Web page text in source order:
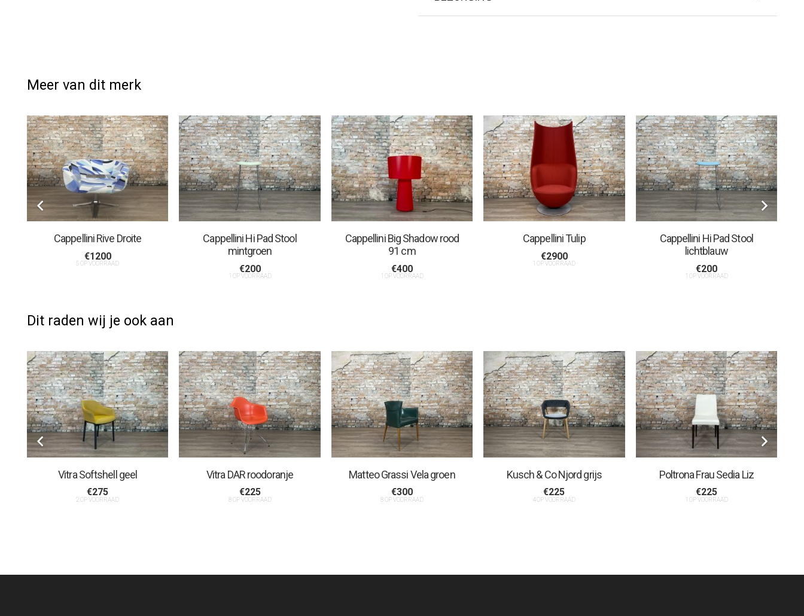
Meer van dit merk
Cappellini Rive Droite
€1200
5 OP VOORRAAD
Cappellini Hi Pad Stool
mintgroen
€200
1 OP VOORRAAD
Cappellini Big Shadow rood
91 cm
€400
1 OP VOORRAAD
Cappellini Tulip
€2900
1 OP VOORRAAD
Cappellini Hi Pad Stool
lichtblauw
€200
1 OP VOORRAAD
Dit raden wij je ook aan
Vitra Softshell geel
€275
2 OP VOORRAAD
Vitra DAR roodoranje
€225
8 OP VOORRAAD
Matteo Grassi Vela groen
€300
8 OP VOORRAAD
Kusch & Co Njord grijs
€225
4 OP VOORRAAD
Poltrona Frau Sedia Liz
€225
1 OP VOORRAAD